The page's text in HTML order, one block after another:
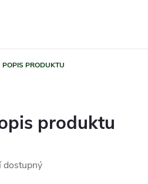
POPIS PRODUKTU
produktu
dostupný